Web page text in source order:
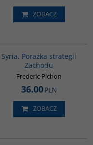
ZOBACZ
Syria. Porażka strategii
Zachodu
Frederic Pichon
36.00PLN
ZOBACZ